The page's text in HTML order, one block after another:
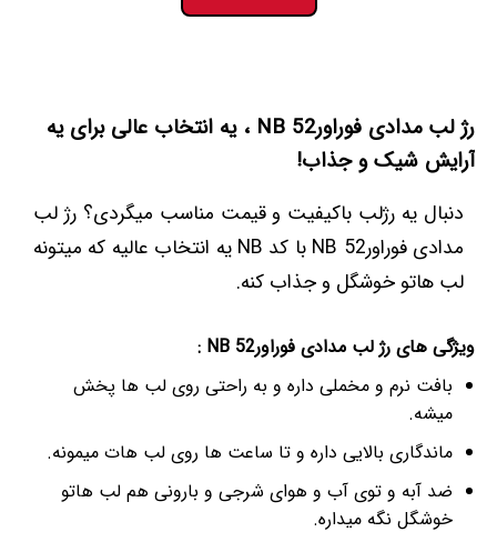
رژ لب مدادی فوراور52 NB ، یه انتخاب عالی برای یه
آرایش شیک و جذاب!
دنبال یه رژلب باکیفیت و قیمت مناسب میگردی؟ رژ لب
مدادی فوراور52 NB با کد NB یه انتخاب عالیه که میتونه
لب هاتو خوشگل و جذاب کنه.
ویژگی های رژ لب مدادی فوراور52 NB :
بافت نرم و مخملی داره و به راحتی روی لب ها پخش
میشه.
ماندگاری بالایی داره و تا ساعت ها روی لب هات میمونه.
ضد آبه و توی آب و هوای شرجی و بارونی هم لب هاتو
خوشگل نگه میداره.